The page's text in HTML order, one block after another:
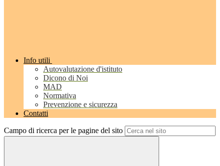
Info utili
Autovalutazione d'istituto
Dicono di Noi
MAD
Normativa
Prevenzione e sicurezza
Contatti
Campo di ricerca per le pagine del sito